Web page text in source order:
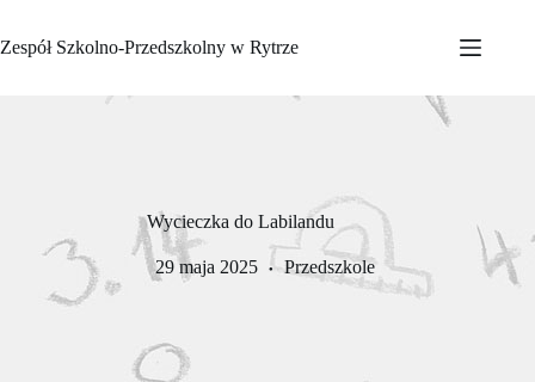
treści
Zespół Szkolno-Przedszkolny w Rytrze
Wycieczka do Labilandu
29 maja 2025 Przedszkole